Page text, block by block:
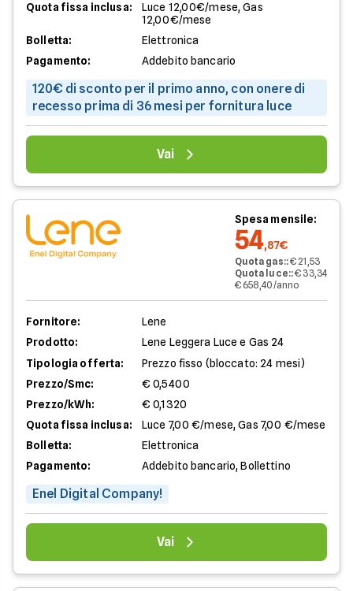
Quota fissa inclusa:
Luce 12,00€/mese, Gas
12,00€/mese
Bolletta:
Elettronica
Pagamento:
Addebito bancario
120€ di sconto per il primo anno, con onere di
recesso prima di 36 mesi per fornitura luce
Vai
Spesa mensile:
54,87€
Quota gas::€ 21,53
Quota luce::€ 33,34
€ 658,40/anno
Fornitore:
Lene
Prodotto:
Lene Leggera Luce e Gas 24
Tipologia offerta:
Prezzo fisso (bloccato: 24 mesi)
Prezzo/Smc:
€ 0,5400
Prezzo/kWh:
€ 0,1320
Quota fissa inclusa:
Luce 7,00 €/mese, Gas 7,00 €/mese
Bolletta:
Elettronica
Pagamento:
Addebito bancario, Bollettino
Enel Digital Company!
Vai